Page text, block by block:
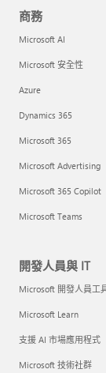
商務
Microsoft AI
Microsoft 安全性
Azure
Dynamics 365
Microsoft 365
Microsoft Advertising
Microsoft 365 Copilot
Microsoft Teams
開發人員與 IT
Microsoft 開發人員工
Microsoft Learn
支援 AI 市場應用程式
Microsoft 技術社群